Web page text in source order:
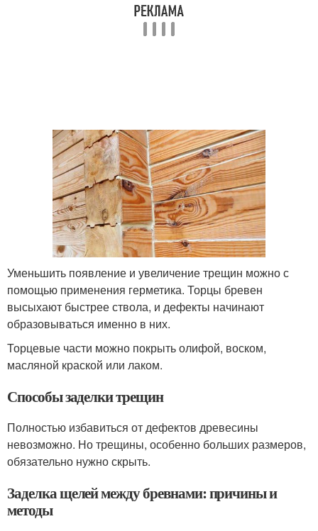
Уменьшить появление и увеличение трещин можно с
помощью применения герметика. Торцы бревен
высыхают быстрее ствола, и дефекты начинают
образовываться именно в них.
Торцевые части можно покрыть олифой, воском,
масляной краской или лаком.
Способы заделки трещин
Полностью избавиться от дефектов древесины
невозможно. Но трещины, особенно больших размеров,
обязательно нужно скрыть.
Заделка щелей между бревнами: причины и
методы